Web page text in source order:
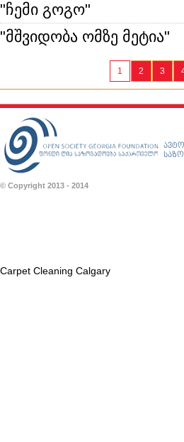
"ჩემი გოგო"
"მშვიდობა ომზე მეტია"
1 2 3
© Copyright 2013 - 2014
Carpet Cleaning Calgary